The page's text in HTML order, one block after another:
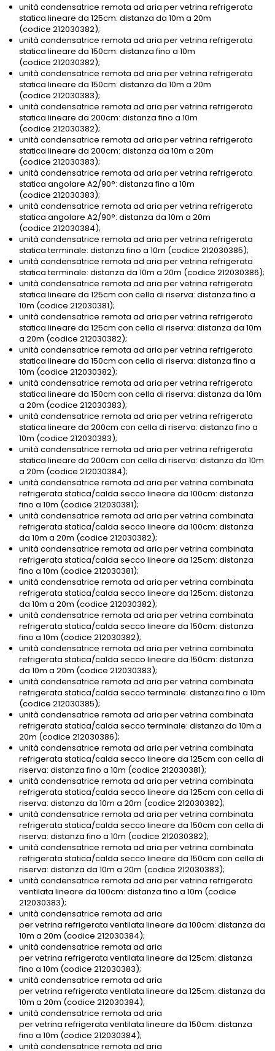
unità condensatrice remota ad aria per vetrina refrigerata
statica lineare da 125cm: distanza da 10m a 20m
(codice 212030382);
unità condensatrice remota ad aria per vetrina refrigerata
statica lineare da 150cm: distanza fino a 10m
(codice 212030382);
unità condensatrice remota ad aria per vetrina refrigerata
statica lineare da 150cm: distanza da 10m a 20m
(codice 212030383);
unità condensatrice remota ad aria per vetrina refrigerata
statica lineare da 200cm: distanza fino a 10m
(codice 212030382);
unità condensatrice remota ad aria per vetrina refrigerata
statica lineare da 200cm: distanza da 10m a 20m
(codice 212030383);
unità condensatrice remota ad aria per vetrina refrigerata
statica angolare A2/90°: distanza fino a 10m
(codice 212030383);
unità condensatrice remota ad aria per vetrina refrigerata
statica angolare A2/90°: distanza da 10m a 20m
(codice 212030384);
unità condensatrice remota ad aria per vetrina refrigerata
statica terminale: distanza fino a 10m (codice 212030385);
unità condensatrice remota ad aria per vetrina refrigerata
statica terminale: distanza da 10m a 20m (codice 212030386);
unità condensatrice remota ad aria per vetrina refrigerata
statica lineare da 125cm con cella di riserva: distanza fino a
10m (codice 212030381);
unità condensatrice remota ad aria per vetrina refrigerata
statica lineare da 125cm con cella di riserva: distanza da 10m
a 20m (codice 212030382);
unità condensatrice remota ad aria per vetrina refrigerata
statica lineare da 150cm con cella di riserva: distanza fino a
10m (codice 212030382);
unità condensatrice remota ad aria per vetrina refrigerata
statica lineare da 150cm con cella di riserva: distanza da 10m
a 20m (codice 212030383);
unità condensatrice remota ad aria per vetrina refrigerata
statica lineare da 200cm con cella di riserva: distanza fino a
10m (codice 212030383);
unità condensatrice remota ad aria per vetrina refrigerata
statica lineare da 200cm con cella di riserva: distanza da 10m
a 20m (codice 212030384);
unità condensatrice remota ad aria per vetrina combinata
refrigerata statica/calda secco lineare da 100cm: distanza
fino a 10m (codice 212030381);
unità condensatrice remota ad aria per vetrina combinata
refrigerata statica/calda secco lineare da 100cm: distanza
da 10m a 20m (codice 212030382);
unità condensatrice remota ad aria per vetrina combinata
refrigerata statica/calda secco lineare da 125cm: distanza
fino a 10m (codice 212030381);
unità condensatrice remota ad aria per vetrina combinata
refrigerata statica/calda secco lineare da 125cm: distanza
da 10m a 20m (codice 212030382);
unità condensatrice remota ad aria per vetrina combinata
refrigerata statica/calda secco lineare da 150cm: distanza
fino a 10m (codice 212030382);
unità condensatrice remota ad aria per vetrina combinata
refrigerata statica/calda secco lineare da 150cm: distanza
da 10m a 20m (codice 212030383);
unità condensatrice remota ad aria per vetrina combinata
refrigerata statica/calda secco terminale: distanza fino a 10m
(codice 212030385);
unità condensatrice remota ad aria per vetrina combinata
refrigerata statica/calda secco terminale: distanza da 10m a
20m (codice 212030386);
unità condensatrice remota ad aria per vetrina combinata
refrigerata statica/calda secco lineare da 125cm con cella di
riserva: distanza fino a 10m (codice 212030381);
unità condensatrice remota ad aria per vetrina combinata
refrigerata statica/calda secco lineare da 125cm con cella di
riserva: distanza da 10m a 20m (codice 212030382);
unità condensatrice remota ad aria per vetrina combinata
refrigerata statica/calda secco lineare da 150cm con cella di
riserva: distanza fino a 10m (codice 212030382);
unità condensatrice remota ad aria per vetrina combinata
refrigerata statica/calda secco lineare da 150cm con cella di
riserva: distanza da 10m a 20m (codice 212030383);
unità condensatrice remota ad aria per vetrina refrigerata
ventilata lineare da 100cm: distanza fino a 10m (codice
212030383);
unità condensatrice remota ad aria
per vetrina refrigerata ventilata lineare da 100cm: distanza da
10m a 20m (codice 212030384);
unità condensatrice remota ad aria
per vetrina refrigerata ventilata lineare da 125cm: distanza
fino a 10m (codice 212030383);
unità condensatrice remota ad aria
per vetrina refrigerata ventilata lineare da 125cm: distanza da
10m a 20m (codice 212030384);
unità condensatrice remota ad aria
per vetrina refrigerata ventilata lineare da 150cm: distanza
fino a 10m (codice 212030384);
unità condensatrice remota ad aria